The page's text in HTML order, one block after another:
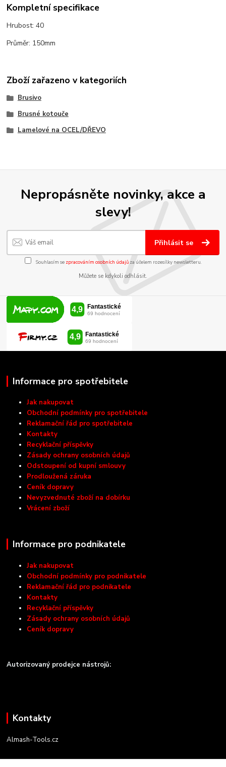
Kompletní specifikace
Hrubost: 40
Průměr: 150mm
Zboží zařazeno v kategoriích
Brusivo
Brusné kotouče
Lamelové na OCEL/DŘEVO
Nepropásněte novinky, akce a
slevy!
Přihlásit se
Souhlasím se zpracováním osobních údajůza účelem rozesílky newsletteru.
Můžete se kdykoli odhlásit.
Informace pro spotřebitele
Jak nakupovat
Obchodní podmínky pro spotřebitele
Reklamační řád pro spotřebitele
Kontakty
Recyklační příspěvky
Zásady ochrany osobních údajů
Odstoupení od kupní smlouvy
Prodloužená záruka
Ceník dopravy
Nevyzvednuté zboží na dobírku
Vrácení zboží
Informace pro podnikatele
Jak nakupovat
Obchodní podmínky pro podnikatele
Reklamační řád pro podnikatele
Kontakty
Recyklační příspěvky
Zásady ochrany osobních údajů
Ceník dopravy
Autorizovaný prodejce nástrojů:
Kontakty
Almash-Tools.cz